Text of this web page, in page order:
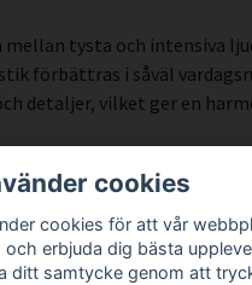
tysta och intensiva
förbättras i såväl
detaljer, vilket ger en
tack vare
till 300 DPI. Färgerna är
cookies
cookies för att vår
och erbjuda dig bästa
ditt samtycke genom att